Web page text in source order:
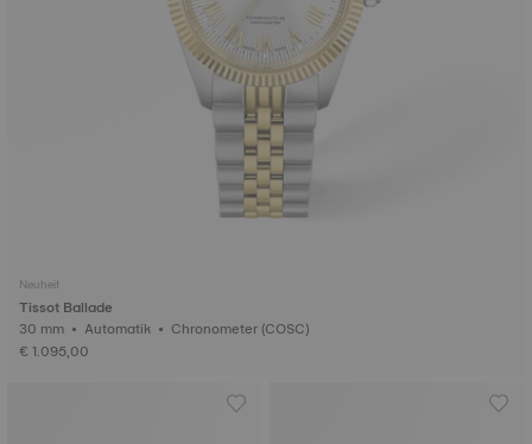
Neuheit
Tissot Ballade
30 mm • Automatik • Chronometer (COSC)
€ 1.095,00